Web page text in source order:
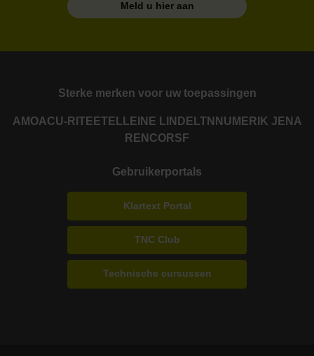
Meld u hier aan
Sterke merken voor uw toepassingen
AMOACU-RITE ETEL LEINE LINDE LTN NUMERIK JENA
RENCORSF
Gebruikerportals
Klartext Portal
TNC Club
Technische cursussen